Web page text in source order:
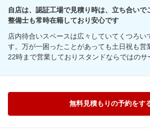
自店は、認証工場で見積り時は、立ち合いで
整備士も常時在籍しており安心です
店内待合いスペースは広々していてくつろい
す。万が一困ったことがあっても土日祝も営
22時まで営業しておりスタンドならではのサ
無料見積もりの予約をす